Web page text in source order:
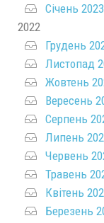
Січень 2023
2022
Грудень
Листопад
Жовтень
Вересень
Серпень
Липень
Червень
Травень
Квітень
Березень